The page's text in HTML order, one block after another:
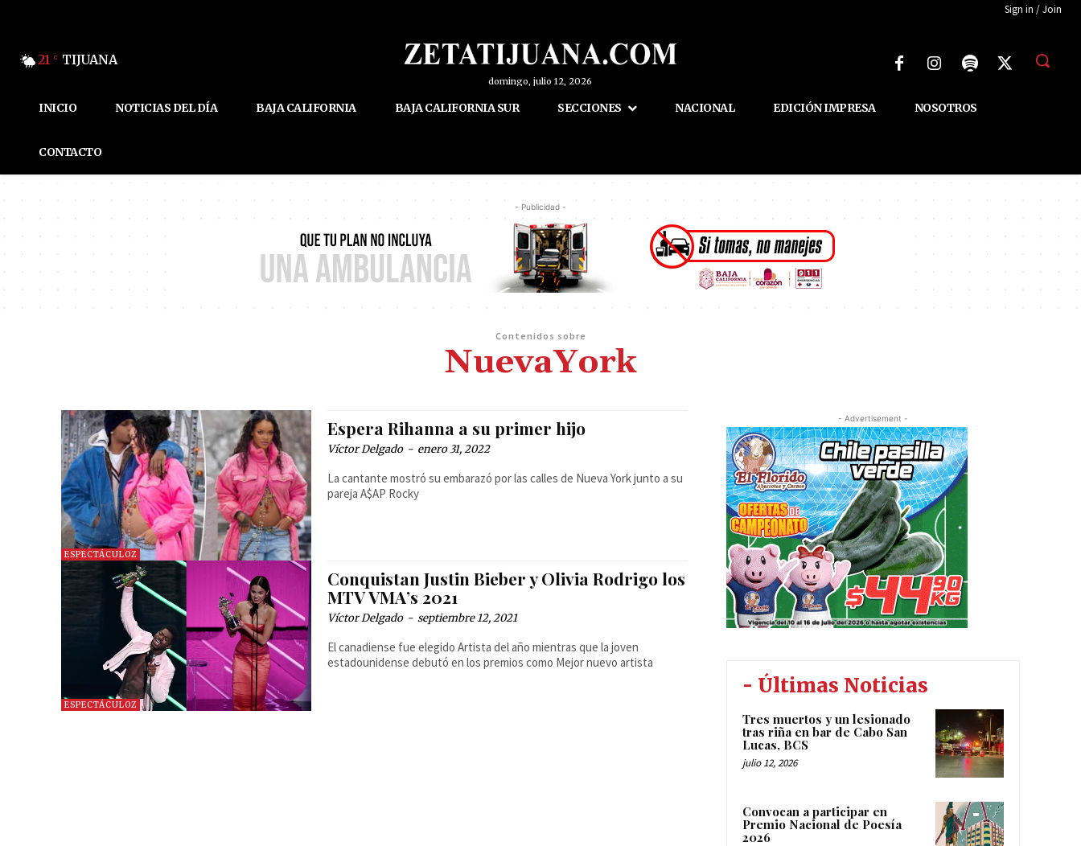
Sign in / Join
21 C TIJUANA
domingo, julio 12, 2026
INICIO NOTICIAS DEL DÍA BAJA CALIFORNIA BAJA CALIFORNIA SUR SECCIONES NACIONAL EDICIÓN IMPRESA NOSOTROS
CONTACTO
- Publicidad -
Contenidos sobre
NuevaYork
ESPECTÁCULOZ
Espera Rihanna a su primer hijo
Víctor Delgado - enero 31, 2022
La cantante mostró su embarazó por las calles de Nueva York junto a su
pareja A$AP Rocky
ESPECTÁCULOZ
Conquistan Justin Bieber y Olivia Rodrigo los
MTV VMA’s 2021
Víctor Delgado - septiembre 12, 2021
El canadiense fue elegido Artista del año mientras que la joven
estadounidense debutó en los premios como Mejor nuevo artista
- Advertisement -
- Últimas Noticias
Tres muertos y un lesionado
tras riña en bar de Cabo San
Lucas, BCS
julio 12, 2026
Convocan a participar en
Premio Nacional de Poesía
2026